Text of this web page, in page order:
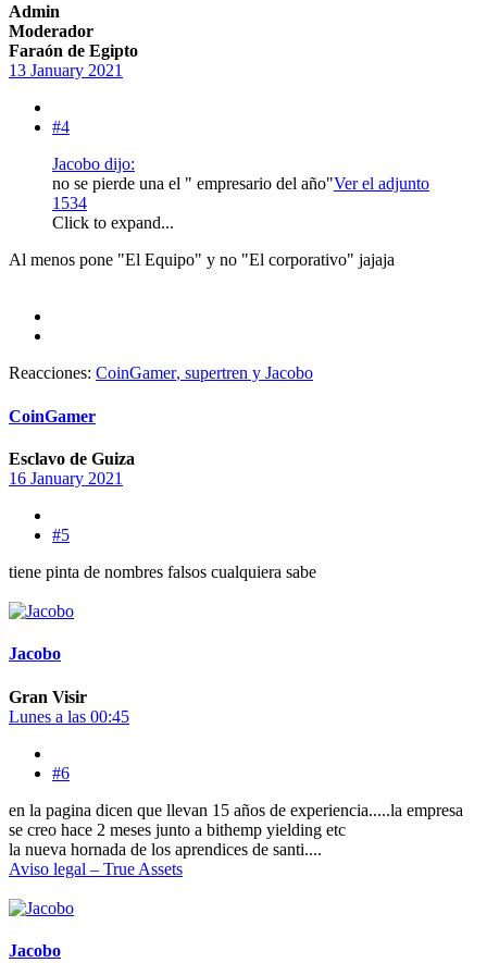
Admin
Moderador
Faraón de Egipto
13 January 2021
#4
Jacobo dijo:
no se pierde una el " empresario del año"Ver el adjunto
1534
Click to expand...
Al menos pone "El Equipo" y no "El corporativo" jajaja
Reacciones: CoinGamer, supertren y Jacobo
CoinGamer
Esclavo de Guiza
16 January 2021
#5
tiene pinta de nombres falsos cualquiera sabe
Jacobo
Gran Visir
Lunes a las 00:45
#6
en la pagina dicen que llevan 15 años de experiencia.....la empresa
se creo hace 2 meses junto a bithemp yielding etc
la nueva hornada de los aprendices de santi....
Aviso legal – True Assets
Jacobo